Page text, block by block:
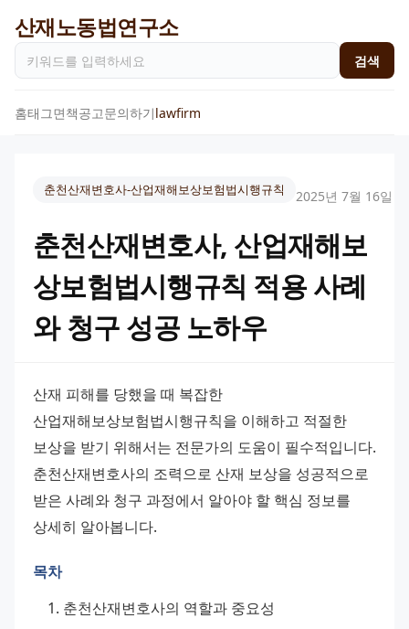
산재노동법연구소
검색
홈태그면책공고문의하기lawfirm
춘천산재변호사-산업재해보상보험법시행규칙 2025년 7월 16일
춘천산재변호사, 산업재해보
상보험법시행규칙 적용 사례
와 청구 성공 노하우
산재 피해를 당했을 때 복잡한
산업재해보상보험법시행규칙을 이해하고 적절한
보상을 받기 위해서는 전문가의 도움이 필수적입니다.
춘천산재변호사의 조력으로 산재 보상을 성공적으로
받은 사례와 청구 과정에서 알아야 할 핵심 정보를
상세히 알아봅니다.
목차
춘천산재변호사의 역할과 중요성